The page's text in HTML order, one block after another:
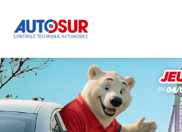
Opération
spéciale
Mai
-
Décembre